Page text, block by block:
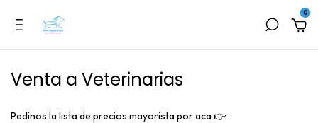
0
Venta a Veterinarias
Pedinos la lista de precios mayorista por aca 👉